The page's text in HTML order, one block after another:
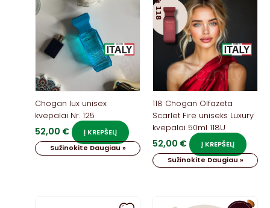
Chogan lux unisex
kvepalai Nr. 125
52,00 €
Į KREPŠELĮ
Sužinokite Daugiau »
118 Chogan Olfazeta
Scarlet Fire uniseks Luxury
kvepalai 50ml 118U
52,00 €
Į KREPŠELĮ
Sužinokite Daugiau »